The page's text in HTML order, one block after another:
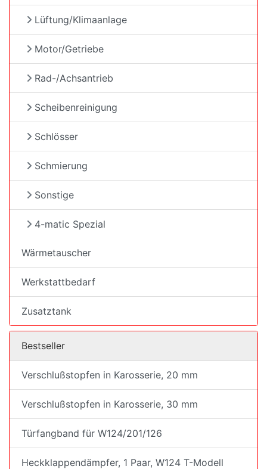
Lüftung/Klimaanlage
Motor/Getriebe
Rad-/Achsantrieb
Scheibenreinigung
Schlösser
Schmierung
Sonstige
4-matic Spezial
Wärmetauscher
Werkstattbedarf
Zusatztank
Bestseller
Verschlußstopfen in Karosserie, 20 mm
Verschlußstopfen in Karosserie, 30 mm
Türfangband für W124/201/126
Heckklappendämpfer, 1 Paar, W124 T-Modell